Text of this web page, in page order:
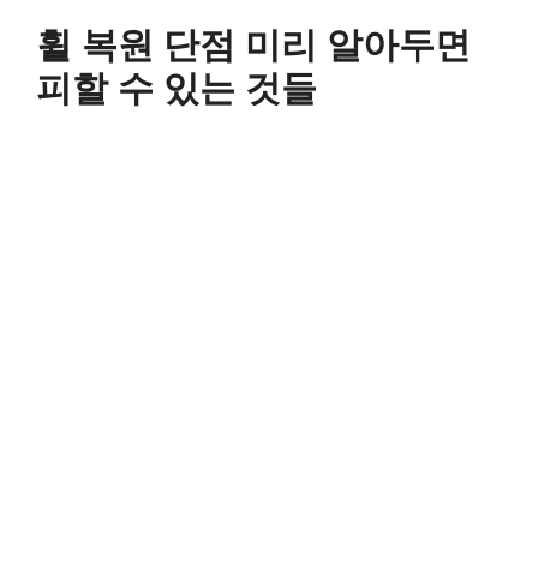
휠 복원 단점 미리 알아두면
피할 수 있는 것들